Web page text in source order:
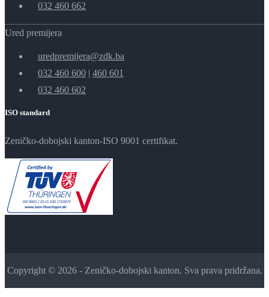
032 460 662
Ured premijera
uredpremijera@zdk.ba
032 460 600 | 460 601
032 460 602
ISO standard
Zeničko-dobojski kanton-ISO 9001 certifikat.
Copyright © 2026 - Zeničko-dobojski kanton. Sva prava pridržana.